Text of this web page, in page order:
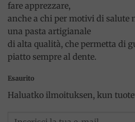
fare apprezzare,
anche a chi per motivi di salute
una pasta artigianale
di alta qualità, che permetta di
piatto sempre al dente.
Esaurito
Haluatko ilmoituksen, kun